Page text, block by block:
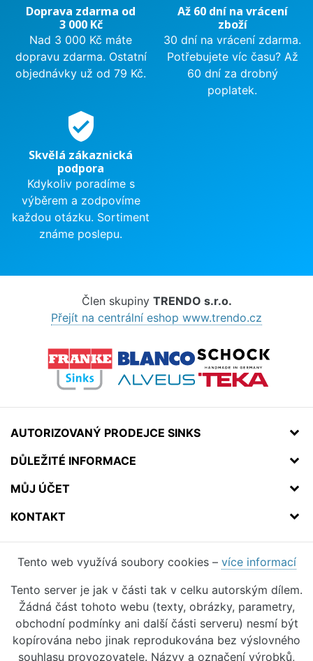
Doprava zdarma od
3 000 Kč
Nad 3 000 Kč máte
dopravu zdarma. Ostatní
objednávky už od 79 Kč.
Až 60 dní na vrácení
zboží
30 dní na vrácení zdarma.
Potřebujete víc času? Až
60 dní za drobný
poplatek.
verified_user
Skvělá zákaznická
podpora
Kdykoliv poradíme s
výběrem a zodpovíme
každou otázku. Sortiment
známe poslepu.
Člen skupiny TRENDO s.r.o.
Přejít na centrální eshop www.trendo.cz
AUTORIZOVANÝ PRODEJCE SINKS
DŮLEŽITÉ INFORMACE
MŮJ ÚČET
KONTAKT
Tento web využívá soubory cookies – více informací
Tento server je jak v části tak v celku autorským dílem.
Žádná část tohoto webu (texty, obrázky, parametry,
obchodní podmínky ani další části serveru) nesmí být
kopírována nebo jinak reprodukována bez výslovného
souhlasu provozovatele. Názvy a označení výrobků,